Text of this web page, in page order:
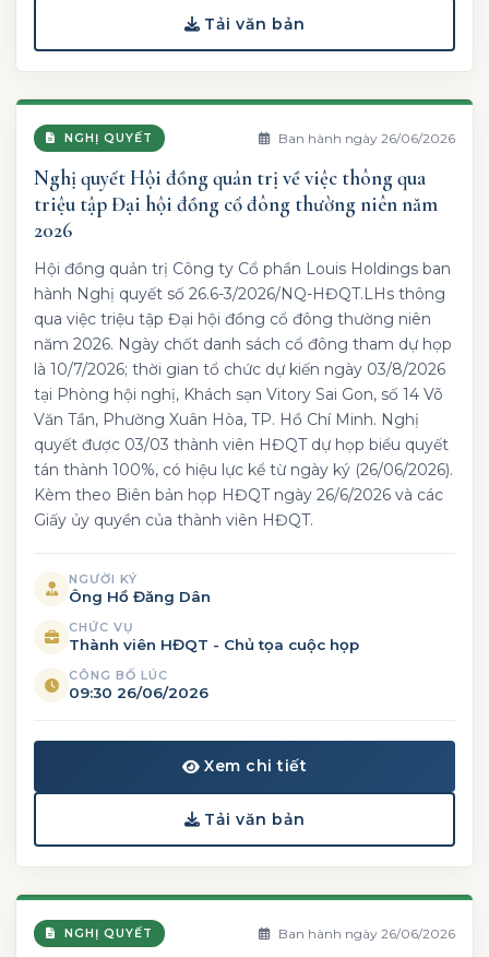
Tải văn bản
NGHỊ QUYẾT Ban hành ngày 26/06/2026
Nghị quyết Hội đồng quản trị về việc thông qua
triệu tập Đại hội đồng cổ đông thường niên năm
2026
Hội đồng quản trị Công ty Cổ phần Louis Holdings ban
hành Nghị quyết số 26.6-3/2026/NQ-HĐQT.LHs thông
qua việc triệu tập Đại hội đồng cổ đông thường niên
năm 2026. Ngày chốt danh sách cổ đông tham dự họp
là 10/7/2026; thời gian tổ chức dự kiến ngày 03/8/2026
tại Phòng hội nghị, Khách sạn Vitory Sai Gon, số 14 Võ
Văn Tần, Phường Xuân Hòa, TP. Hồ Chí Minh. Nghị
quyết được 03/03 thành viên HĐQT dự họp biểu quyết
tán thành 100%, có hiệu lực kể từ ngày ký (26/06/2026).
Kèm theo Biên bản họp HĐQT ngày 26/6/2026 và các
Giấy ủy quyền của thành viên HĐQT.
NGƯỜI KÝ
Ông Hồ Đăng Dân
CHỨC VỤ
Thành viên HĐQT - Chủ tọa cuộc họp
CÔNG BỐ LÚC
09:30 26/06/2026
Xem chi tiết
Tải văn bản
NGHỊ QUYẾT Ban hành ngày 26/06/2026